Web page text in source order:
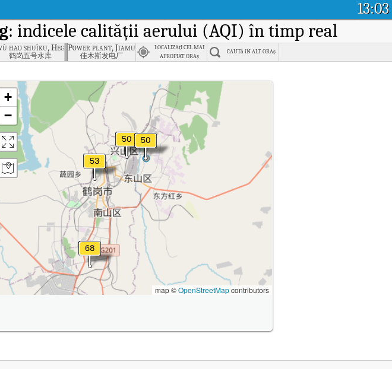
13:03
: indicele calității aerului (AQI) în timp real
Hegang
hao shuǐku, Hegang
鹤岗五号水库
Power plant, Jiamusi
佳木斯发电厂
LOCALIZAțI CEL MAI
APROPIAT ORAș
CAUTă îN ALT ORAș
Dongshan mills, Hegang.
+
−
map ©OpenStreetMapcontributors